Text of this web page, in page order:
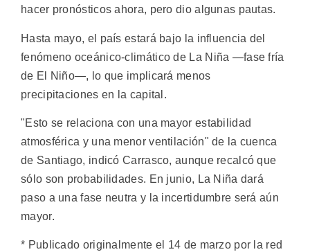
hacer pronósticos ahora, pero dio algunas pautas.
Hasta mayo, el país estará bajo la influencia del
fenómeno oceánico-climático de La Niña —fase fría
de El Niño—, lo que implicará menos
precipitaciones en la capital.
"Esto se relaciona con una mayor estabilidad
atmosférica y una menor ventilación" de la cuenca
de Santiago, indicó Carrasco, aunque recalcó que
sólo son probabilidades. En junio, La Niña dará
paso a una fase neutra y la incertidumbre será aún
mayor.
* Publicado originalmente el 14 de marzo por la red